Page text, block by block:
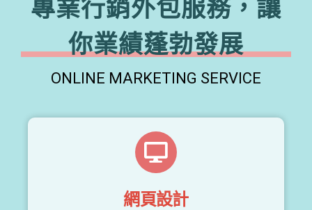
專業行銷外包服務，讓
你業績蓬勃發展
ONLINE MARKETING SERVICE
網頁設計